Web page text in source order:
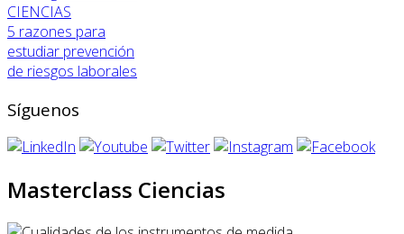
CIENCIAS
5 razones para
estudiar prevención
de riesgos laborales
Síguenos
Masterclass Ciencias